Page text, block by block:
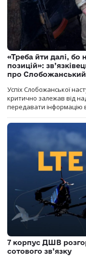
«Треба йти далі, бо
позицій»:
про Слобожанський
Успіх Слобожанської
критично залежав від
передавати інформацію
7 корпус ДШВ
сотового зв’язку